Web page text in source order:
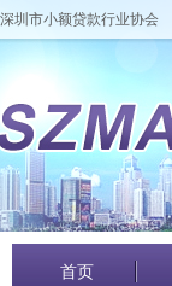
深圳市小额贷款行业协会
首页